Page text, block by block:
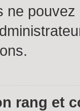
pouvez
rang et